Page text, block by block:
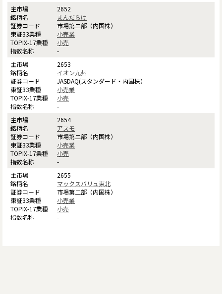
2652
まんだらけ
市場第二部（内国株）
小売業
小売
-
2653
イオン九州
JASDAQ(スタンダード・内国株）
小売業
小売
-
2654
アスモ
市場第二部（内国株）
小売業
小売
-
2655
マックスバリュ東北
市場第二部（内国株）
小売業
小売
-